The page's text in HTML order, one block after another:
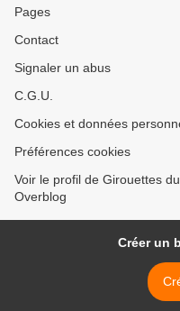
Pages
Contact
Signaler un abus
C.G.U.
Cookies et données
Préférences cookies
Voir le profil de Girouettes
Overblog
Créer un